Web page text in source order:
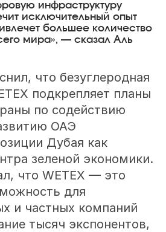
инфраструктуру
исключительный опыт
большее количество
мира», — сказал Аль
что безуглеродная
подкрепляет планы
по содействию
ОАЭ
Дубая как
зеленой экономики.
что WETEX — это
для
и частных компаний
тысяч экспонентов,